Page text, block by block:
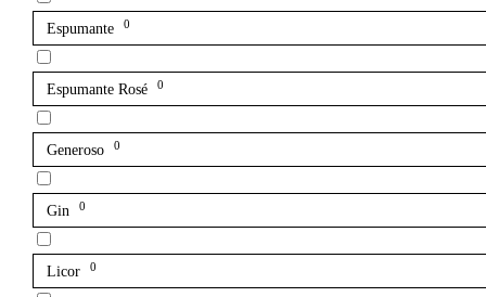
Espumante 0
Espumante Rosé 0
Generoso 0
Gin 0
Licor 0